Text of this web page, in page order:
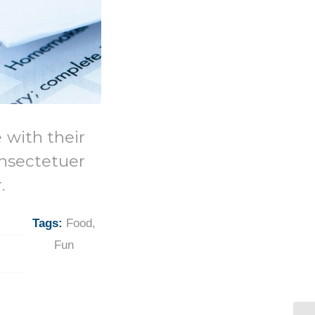
with their
Tags: Food,
Fun